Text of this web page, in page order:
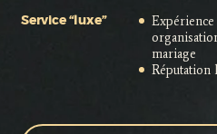
Service “luxe”
Expérience
mariage
Réputation